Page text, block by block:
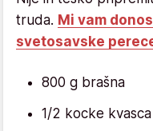
truda. Mi vam
svetosavske
800 g brašna
1/2 kocke kvasca